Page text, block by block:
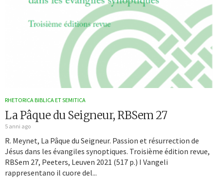
RHETORICA BIBLICA ET SEMITICA
La Pâque du Seigneur, RBSem 27
5 anni ago
R. Meynet, La Pâque du Seigneur. Passion et résurrection de
Jésus dans les évangiles synoptiques. Troisième édition revue,
RBSem 27, Peeters, Leuven 2021 (517 p.) I Vangeli
rappresentano il cuore del...